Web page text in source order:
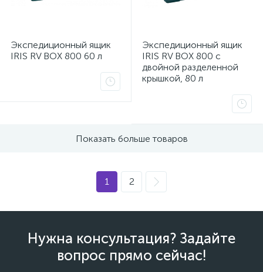
Экспедиционный ящик
IRIS RV BOX 800 60 л
Экспедиционный ящик
IRIS RV BOX 800 c
двойной разделенной
крышкой, 80 л
Показать больше товаров
1 2
Нужна консультация? Задайте
вопрос прямо сейчас!